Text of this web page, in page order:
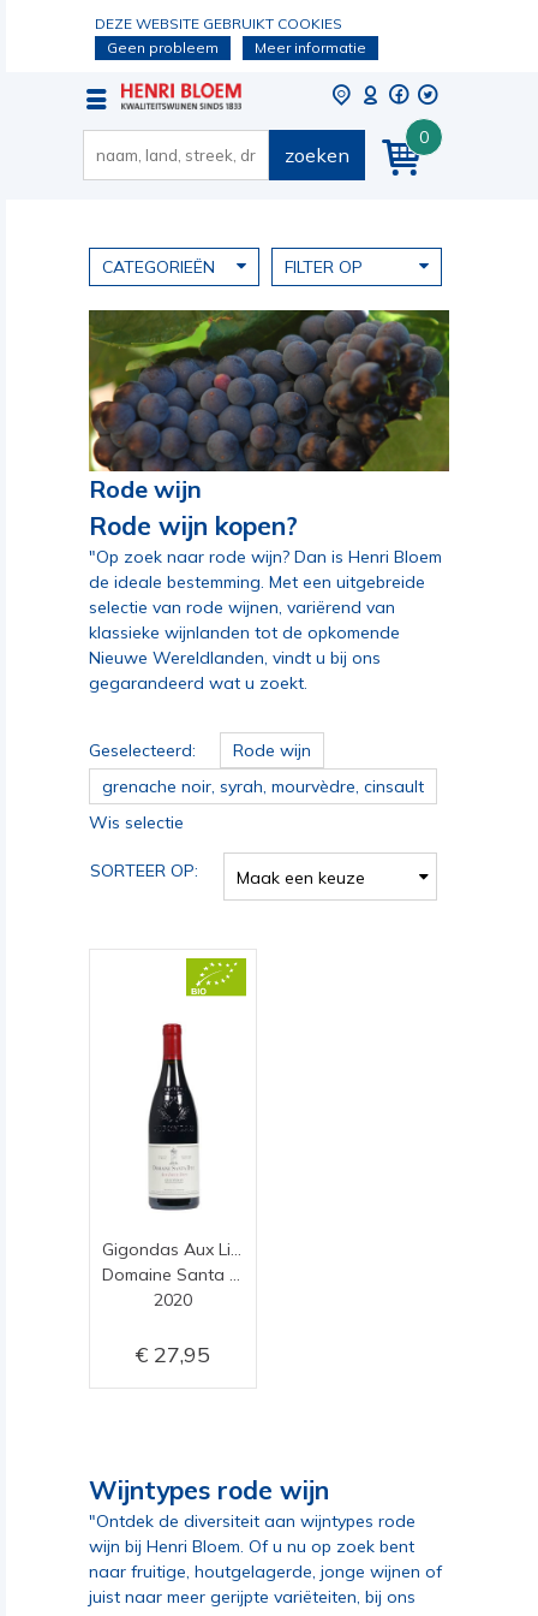
DEZE WEBSITE GEBRUIKT COOKIES
Geen probleem
Meer informatie
0
zoeken
CATEGORIEËN FILTER OP
Rode wijn
Rode wijn kopen?
"Op zoek naar rode wijn? Dan is Henri Bloem
de ideale bestemming. Met een uitgebreide
selectie van rode wijnen, variërend van
klassieke wijnlanden tot de opkomende
Nieuwe Wereldlanden, vindt u bij ons
gegarandeerd wat u zoekt.
Geselecteerd:
Rode wijn
grenache noir, syrah, mourvèdre, cinsault
Wis selectie
SORTEER OP: Maak een keuze
Gigondas Aux Lieux Dits
Domaine Santa Duc
2020
27,95
Wijntypes rode wijn
"Ontdek de diversiteit aan wijntypes rode
wijn bij Henri Bloem. Of u nu op zoek bent
naar fruitige, houtgelagerde, jonge wijnen of
juist naar meer gerijpte variëteiten, bij ons